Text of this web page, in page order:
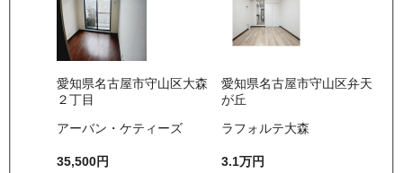
愛知県名古屋市守山区大森
２丁目
アーバン・ケティーズ
35,500円
愛知県名古屋市守山区弁天
が丘
ラフォルテ大森
3.1万円